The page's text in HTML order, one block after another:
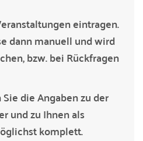
eintragen.
dann manuell und wird
bzw. bei Rückfragen
die Angaben zu der
und zu Ihnen als
komplett.